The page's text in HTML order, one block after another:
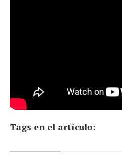
Tags en el artículo: